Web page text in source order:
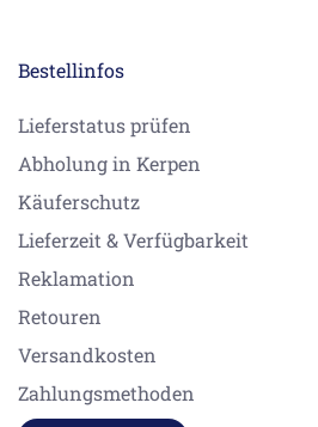
Bestellinfos
Lieferstatus prüfen
Abholung in Kerpen
Käuferschutz
Lieferzeit & Verfügbarkeit
Reklamation
Retouren
Versandkosten
Zahlungsmethoden